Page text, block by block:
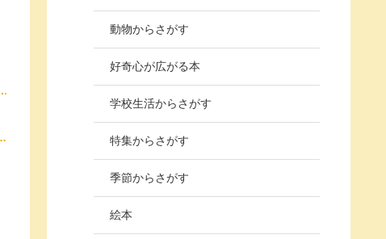
動物からさがす
好奇心が広がる本
学校生活からさがす
特集からさがす
季節からさがす
絵本